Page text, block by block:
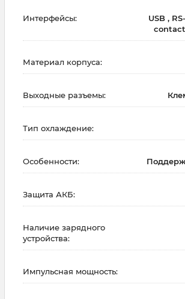
Интерфейсы:
USB ,
Материал корпуса:
Выходные разъемы:
Тип охлаждение:
Особенности:
Защита АКБ:
Наличие зарядного
устройства:
Импульсная мощность: